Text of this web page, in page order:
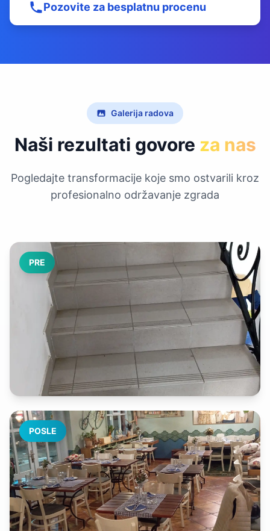
Pozovite za besplatnu procenu
Galerija radova
Naši rezultati govore za nas
Pogledajte transformacije koje smo ostvarili kroz
profesionalno održavanje zgrada
PRE
POSLE